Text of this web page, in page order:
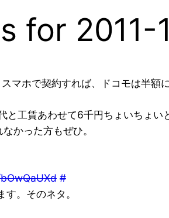
for 2011-
マホで契約すれば、ドコモは半額
と工賃あわせて6千円ちょいちょい
かった方もぜひ。
#
。そのネタ。